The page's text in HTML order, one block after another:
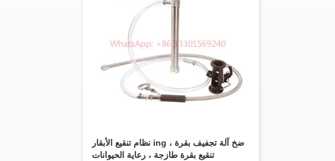
نظام تنقيع الأبقار ing ضخ آلة تجفيف بقرة ،
تنقيع بقرة طازجة ، رعاية الحيوانات